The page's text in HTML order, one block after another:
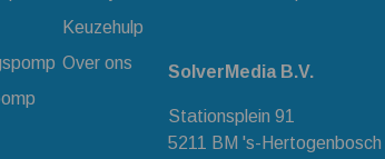
Keuzehulp
Over ons
SolverMedia B.V.
Stationsplein 91
5211 BM 's-Hertogenbosch